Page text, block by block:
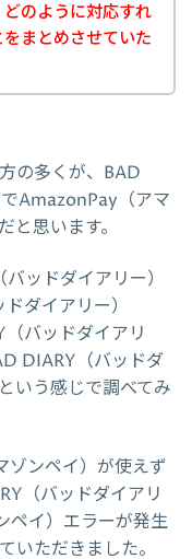
のように対応すれ
まとめさせていた
の多くが、BAD
AmazonPay（アマ
と思います。
ッドダイアリー）
ダイアリー）
バッドダイアリ
DIARY（バッドダ
いう感じで調べてみ
ゾンペイ）が使えず
（バッドダイアリ
ペイ）エラーが発生
いただきました。